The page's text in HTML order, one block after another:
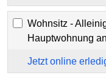
Wohnsitz -
Hauptwohnung
Jetzt online